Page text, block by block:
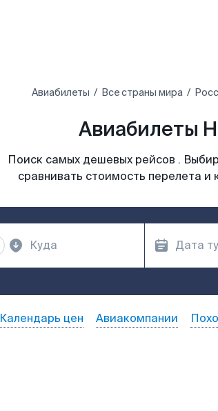
Авиабилеты Все страны мира
Авиабилеты
Поиск самых дешевых рейсов .
сравнивать стоимость перелета и
Календарь цен Авиакомпании